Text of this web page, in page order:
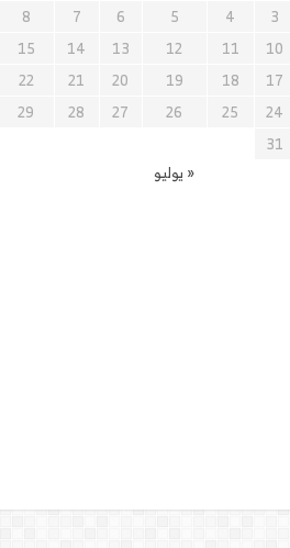
3
4
5
6
7
8
10
11
12
13
14
15
17
18
19
20
21
22
24
25
26
27
28
29
31
« يوليو